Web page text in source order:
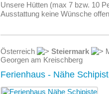
Unsere Hütten (max 7 bzw. 10
Ausstattung keine Wünsche
Österreich Steiermark
Georgen am Kreischberg
Ferienhaus - Nähe